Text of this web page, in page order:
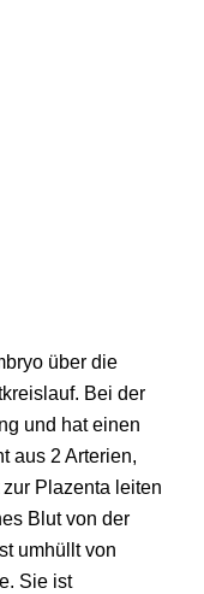
über die
Bei der
und hat einen
aus 2 Arterien,
Plazenta leiten
Blut von der
umhüllt von
Sie ist